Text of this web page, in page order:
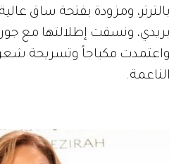
بالترتر، ومزودة بفتحة ساق
بريدي، ونسقت إطلالتها مع
واعتمدت مكياجاً وتسريحة شعر
الناعمة.